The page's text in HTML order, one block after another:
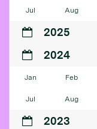
Jul Aug
2025
2024
Jan Feb
Jul Aug
2023